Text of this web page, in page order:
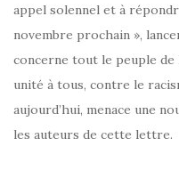
appel solennel et à
novembre prochain »,
concerne tout le peuple de
unité à tous, contre le
aujourd’hui, menace une
les auteurs de cette lettre.